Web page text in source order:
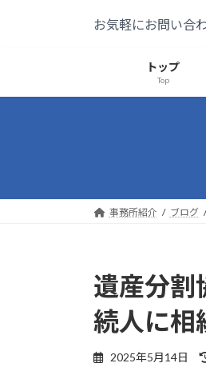
お気軽にお問い合
トップ
Top
事務所紹介 ブログ
遺産分割
続人に相
2025年5月14日